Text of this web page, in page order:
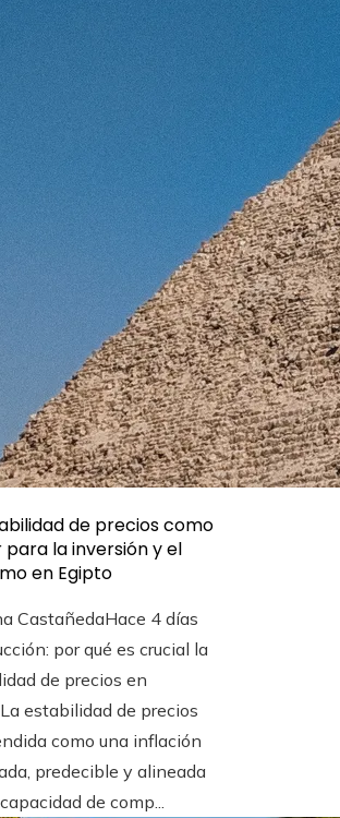
de precios como
la inversión y el
en Egipto
CastañedaHace 4 días
por qué es crucial la
de precios en
estabilidad de precios
como una inflación
predecible y alineada
de comp...